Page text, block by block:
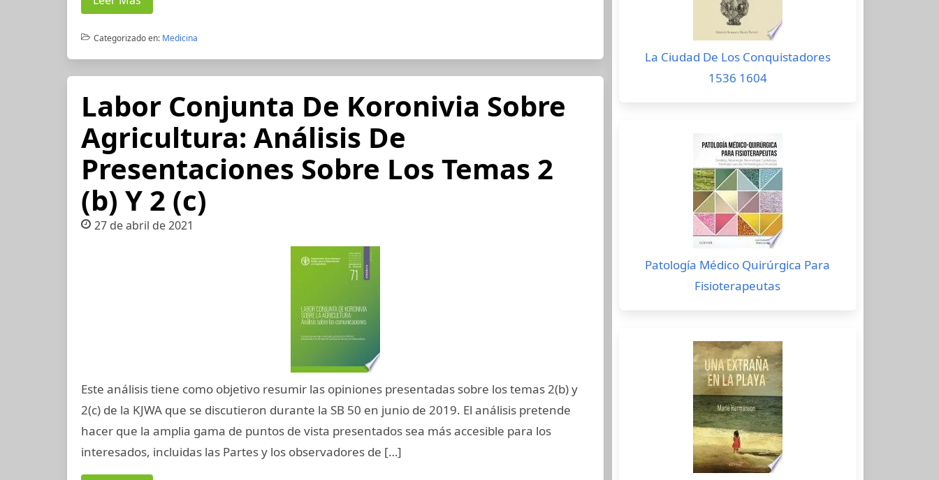
Categorizado en: Medicina
Labor Conjunta De Koronivia Sobre
Agricultura: Análisis De
Presentaciones Sobre Los Temas 2
(b) Y 2 (c)
27 de abril de 2021
Este análisis tiene como objetivo resumir las opiniones presentadas sobre los temas 2(b) y
2(c) de la KJWA que se discutieron durante la SB 50 en junio de 2019. El análisis pretende
hacer que la amplia gama de puntos de vista presentados sea más accesible para los
interesados, incluidas las Partes y los observadores de […]
La Ciudad De Los Conquistadores
1536 1604
Patología Médico Quirúrgica Para
Fisioterapeutas